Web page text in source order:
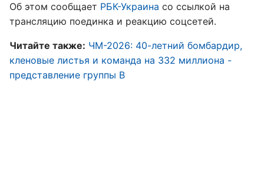
Об этом сообщает РБК-Украина со ссылкой на
трансляцию поединка и реакцию соцсетей.
Читайте также: ЧМ-2026: 40-летний бомбардир,
кленовые листья и команда на 332 миллиона -
представление группы B